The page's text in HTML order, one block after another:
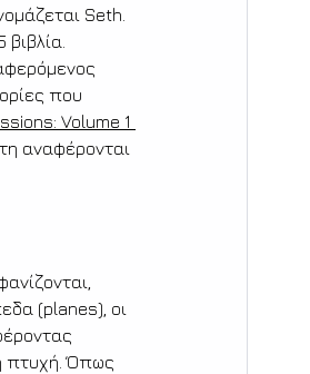
Seth.
που
Volume 1
αναφέρονται
(planes), οι
πτυχή. Όπως